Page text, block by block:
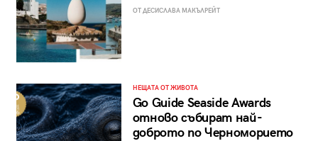
ОТ ДЕСИСЛАВА МАКЪЛРЕЙТ
НЕЩАТА ОТ ЖИВОТА
Go Guide Seaside Awards
отново събират най-
доброто по Черноморието